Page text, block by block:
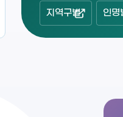
지역구별 인명